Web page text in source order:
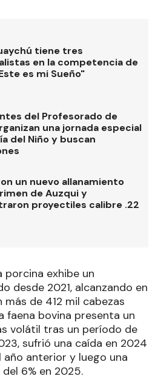
tiene tres
en la competencia de
es mi Sueño"
del Profesorado de
una jornada especial
del Niño y buscan
un nuevo allanamiento
de Auzqui y
proyectiles calibre .22
porcina exhibe un
desde 2021, alcanzando en
de 412 mil cabezas
faena bovina presenta un
volátil tras un período de
sufrió una caída en 2024
año anterior y luego una
6% en 2025.